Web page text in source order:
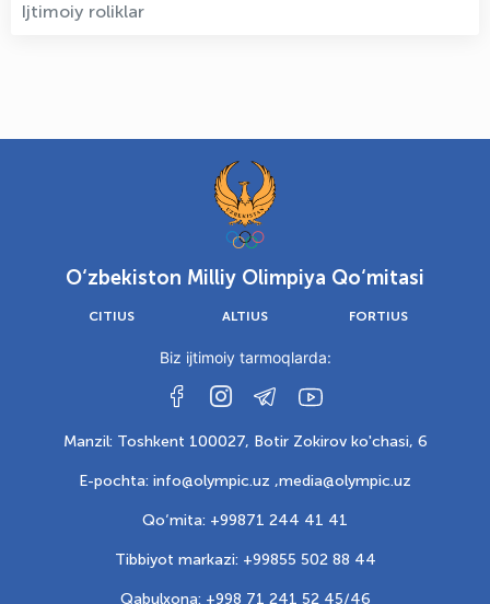
Ijtimoiy roliklar
O‘zbekiston Milliy Olimpiya Qo‘mitasi
CITIUS ALTIUS FORTIUS
Biz ijtimoiy tarmoqlarda:
Manzil: Toshkent 100027, Botir Zokirov ko'chasi, 6
E-pochta: info@olympic.uz ,media@olympic.uz
Qo‘mita: +99871 244 41 41
Tibbiyot markazi: +99855 502 88 44
Qabulxona: +998 71 241 52 45/46